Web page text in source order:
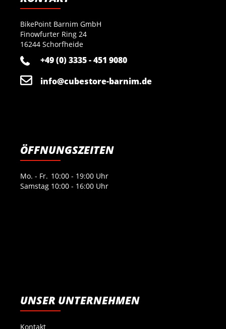
BikePoint Barnim GmbH
Finowfurter Ring 24
16244 Schorfheide
+49 (0) 3335 - 451 9080
info@cubestore-barnim.de
ÖFFNUNGSZEITEN
Mo. - Fr. 10:00 - 19:00 Uhr
Samstag 10:00 - 16:00 Uhr
UNSER UNTERNEHMEN
Kontakt